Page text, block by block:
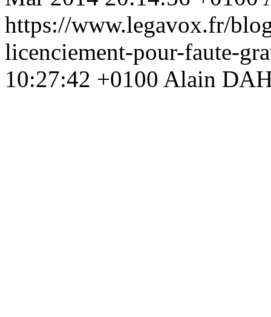
https://www.legavox.fr/
licenciement-pour-faute-
10:27:42 +0100 Alain